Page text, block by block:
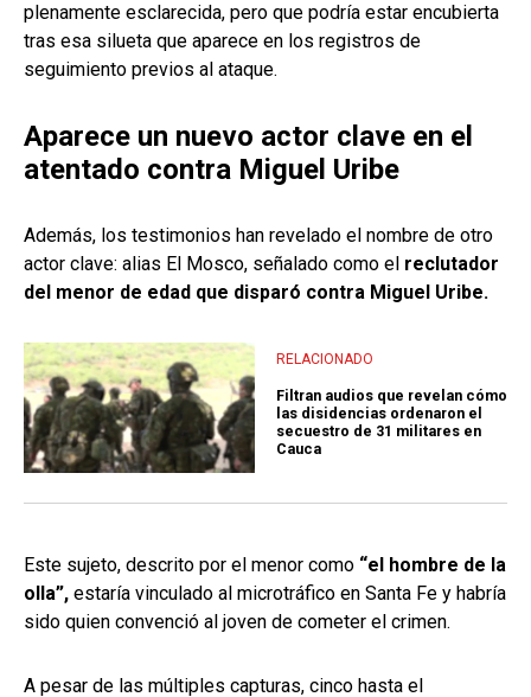
plenamente esclarecida, pero que podría estar encubierta
tras esa silueta que aparece en los registros de
seguimiento previos al ataque.
Aparece un nuevo actor clave en el
atentado contra Miguel Uribe
Además, los testimonios han revelado el nombre de otro
actor clave: alias El Mosco, señalado como el reclutador
del menor de edad que disparó contra Miguel Uribe.
RELACIONADO
Filtran audios que revelan cómo
las disidencias ordenaron el
secuestro de 31 militares en
Cauca
Este sujeto, descrito por el menor como “el hombre de la
olla”, estaría vinculado al microtráfico en Santa Fe y habría
sido quien convenció al joven de cometer el crimen.
A pesar de las múltiples capturas, cinco hasta el